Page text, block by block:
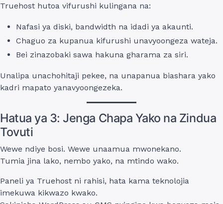
Truehost hutoa vifurushi kulingana na:
Nafasi ya diski, bandwidth na idadi ya akaunti.
Chaguo za kupanua kifurushi unavyoongeza wateja.
Bei zinazobaki sawa hakuna gharama za siri.
Unalipa unachohitaji pekee, na unapanua biashara yako
kadri mapato yanavyoongezeka.
Hatua ya 3: Jenga Chapa Yako na Zindua
Tovuti
Wewe ndiye bosi. Wewe unaamua mwonekano.
Tumia jina lako, nembo yako, na mtindo wako.
Paneli ya Truehost ni rahisi, hata kama teknolojia
imekuwa kikwazo kwako.